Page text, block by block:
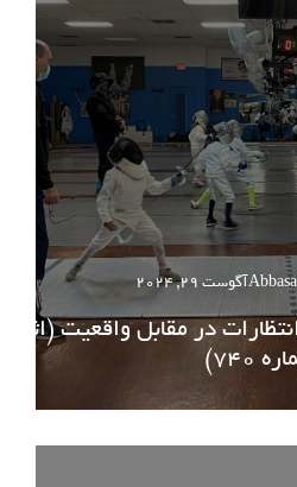
آگوست 29, 2024
در مقابل واقعیت (اثر
740)